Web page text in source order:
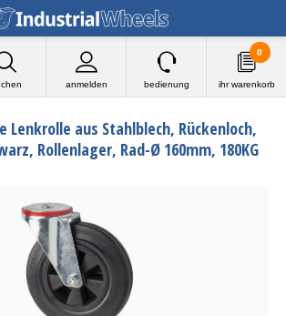
anmelden bedienung ihr warenkorb
0
aus Stahlblech, Rückenloch,
Rollenlager, Rad-Ø 160mm, 180KG